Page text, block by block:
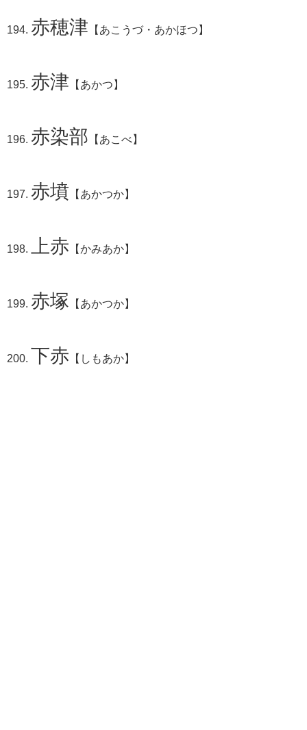
赤穂津 【あこうづ・あかほつ】
赤津 【あかつ】
赤染部 【あこべ】
赤墳 【あかつか】
上赤 【かみあか】
赤塚 【あかつか】
下赤 【しもあか】